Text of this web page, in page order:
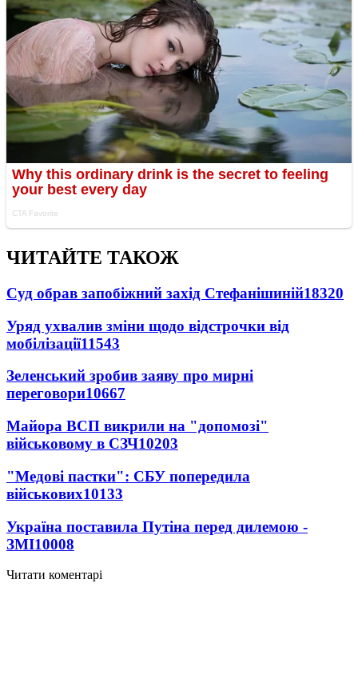
ЧИТАЙТЕ ТАКОЖ
Суд обрав запобіжний захід Стефанішиній18320
Уряд ухвалив зміни щодо відстрочки від
мобілізації11543
Зеленський зробив заяву про мирні
переговори10667
Майора ВСП викрили на "допомозі"
військовому в СЗЧ10203
"Медові пастки": СБУ попередила
військових10133
Україна поставила Путіна перед дилемою -
ЗМІ10008
Читати коментарі